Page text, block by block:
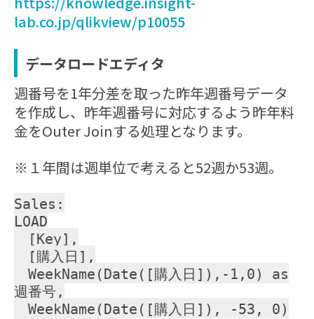
lab.co.jp/qlikview/p10055
データロードエディタ
週番号を1年分差を取った昨年週番号データ
を作成し、 昨年週番号に対応するよう昨年料
金をOuter Joinする処理となります。
※１年間は週単位で考えると52週か53週。
Sales:
LOAD
[Key],
[購入日],
WeekName(Date([購入日]),-1,0) as
週番号,
WeekName(Date([購入日]), -53, 0)